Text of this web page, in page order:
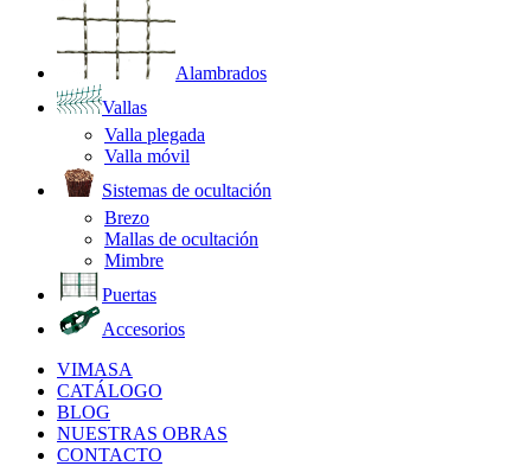
Alambrados
Vallas
Valla plegada
Valla móvil
Sistemas de ocultación
Brezo
Mallas de ocultación
Mimbre
Puertas
Accesorios
VIMASA
CATÁLOGO
BLOG
NUESTRAS OBRAS
CONTACTO